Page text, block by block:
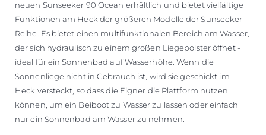
neuen Sunseeker 90 Ocean erhältlich und bietet vielfältige
Funktionen am Heck der größeren Modelle der Sunseeker-
Reihe. Es bietet einen multifunktionalen Bereich am Wasser,
der sich hydraulisch zu einem großen Liegepolster öffnet -
ideal für ein Sonnenbad auf Wasserhöhe. Wenn die
Sonnenliege nicht in Gebrauch ist, wird sie geschickt im
Heck versteckt, so dass die Eigner die Plattform nutzen
können, um ein Beiboot zu Wasser zu lassen oder einfach
nur ein Sonnenbad am Wasser zu nehmen.